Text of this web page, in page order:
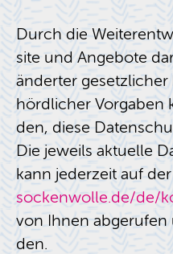
Durch die
site und An­ge­bo­te
än­der­ter
hörd­li­cher
den, diese
Die je­weils ak­tu­el­le
kann je­der­zeit auf
sockenwolle.​de/​de/​
von Ihnen
den.